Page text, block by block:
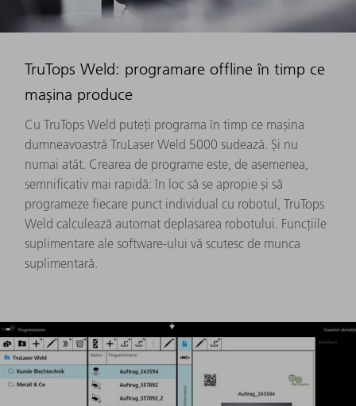
TruTops Weld: programare offline în timp ce
mașina produce
Cu TruTops Weld puteți programa în timp ce mașina
dumneavoastră TruLaser Weld 5000 sudează. Și nu
numai atât. Crearea de programe este, de asemenea,
semnificativ mai rapidă: în loc să se apropie și să
programeze fiecare punct individual cu robotul, TruTops
Weld calculează automat deplasarea robotului. Funcțiile
suplimentare ale software-ului vă scutesc de munca
suplimentară.